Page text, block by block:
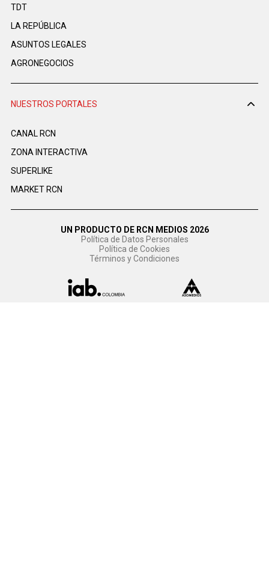
TDT
LA REPÚBLICA
ASUNTOS LEGALES
AGRONEGOCIOS
NUESTROS PORTALES
CANAL RCN
ZONA INTERACTIVA
SUPERLIKE
MARKET RCN
UN PRODUCTO DE RCN MEDIOS 2026
Política de Datos Personales
Política de Cookies
Términos y Condiciones